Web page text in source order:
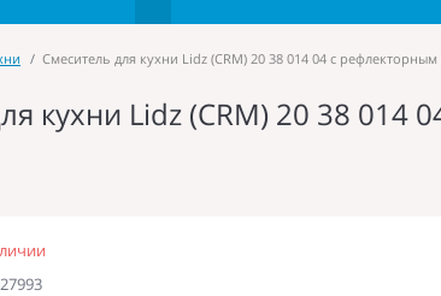
Смеситель для кухни Lidz (CRM) 20 38 014 04 с
кухни Lidz (CRM) 20 38 014